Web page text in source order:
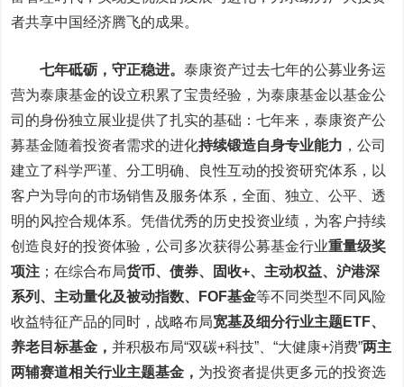
者共享中国经济腾飞的成果。
七年砥砺，守正稳进。泰康资产过去七年的公募业务运
营为泰康基金的设立积累了宝贵经验，为泰康基金以基金公
司的身份独立展业提供了扎实的基础：七年来，泰康资产公
募基金随着投资者需求的进化持续锻造自身专业能力 ，公司
建立了科学严谨、分工明确、良性互动的投资研究体系，以
客户为导向的市场销售及服务体系，全面、独立、公平、透
明的风控合规体系。凭借优秀的历史投资业绩，为客户持续
创造良好的投资体验，公司多次获得公募基金行业重量级奖
项注 ；在综合布局货币、债券、固收+、主动权益、沪港深
系列、主动量化及被动指数、FOF基金等不同类型不同风险
收益特征产品的同时，战略布局宽基及细分行业主题ETF、
养老目标基金，并积极布局“双碳+科技”、“大健康+消费”两主
两辅赛道相关行业主题基金， 为投资者提供更多元的投资选